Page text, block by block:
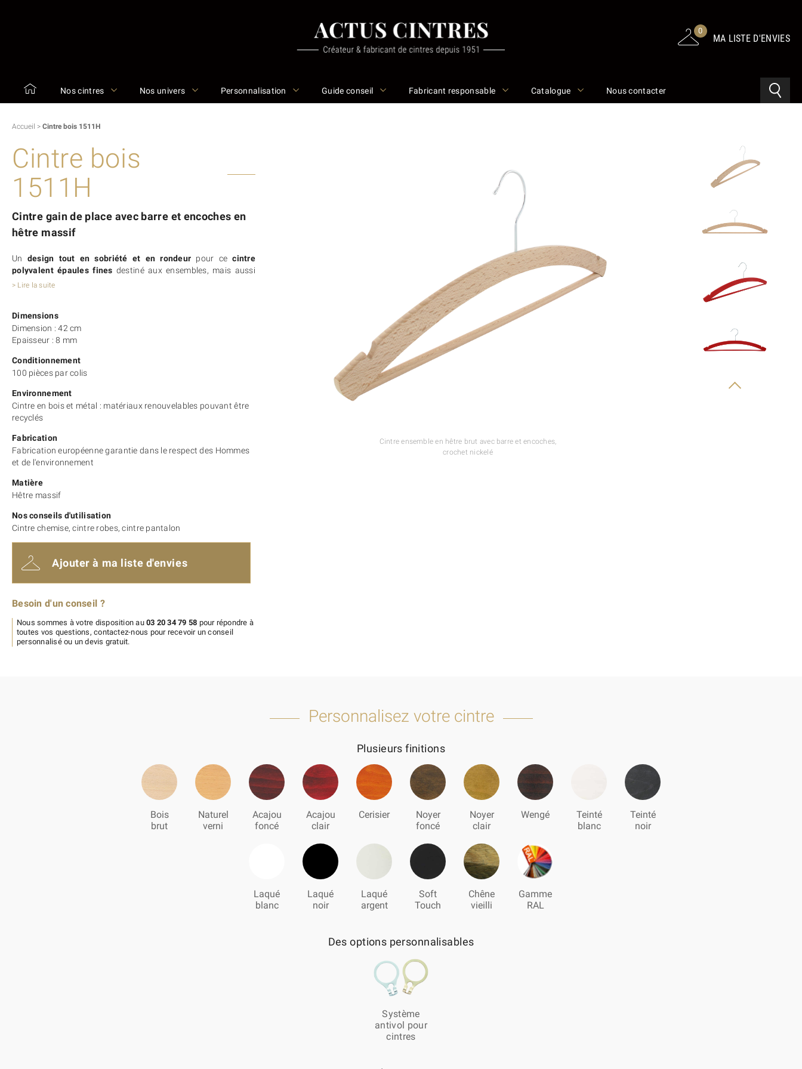
0
MA LISTE D'ENVIES
Nos cintres Nos univers Personnalisation Guide conseil Fabricant responsable Catalogue Nous contacter
Accueil > Cintre bois 1511H
Cintre bois
1511H
Cintre gain de place avec barre et encoches en
hêtre massif
Un design tout en sobriété et en rondeur pour cecintre
polyvalent épaules fines destiné aux ensembles, mais aussi
aux pantalons ou encore aux vêtements à bretelles.
vêtements enfant ou adulte, ce modèle de cintres pourra
convenir parfaitement. En effet, il est disponible en
: 26 cm, 34 cm, 42 cm. Ce
Comme toute notre gamme de cintres en bois, ce
personnalisable avec votre logo
différentes techniques de logotypage sur cintre.
Nous sommes à votre service pour vous proposer des
conseils
personnalisés
en fonction de vos besoins et de vos contraintes
budgétaires.
A découvrir aussi : notre
> Lire la suite
Dimensions
Dimension : 42 cm
Epaisseur : 8 mm
Conditionnement
100 pièces par colis
Environnement
Cintre en bois et métal : matériaux renouvelables pouvant être
recyclés
Fabrication
Fabrication européenne garantie dans le respect des Hommes
et de l'environnement
Matière
Hêtre massif
Nos conseils d'utilisation
Cintre chemise, cintre robes, cintre pantalon
Ajouter à ma liste d'envies
Besoin d'un conseil ?
Nous sommes à votre disposition au03 20 34 79 58 pour répondre à
toutes vos questions, contactez-nous pour recevoir un conseil
personnalisé ou un devis gratuit.
Cintre ensemble en hêtre brut avec barre et encoches,
crochet nickelé
Personnalisez votre cintre
Plusieurs finitions
Bois
brut
Naturel
verni
Acajou
foncé
Acajou
clair
Cerisier
Noyer
foncé
Noyer
clair
Wengé
Teinté
blanc
Teinté
noir
Laqué
blanc
Laqué
noir
Laqué
argent
Soft
Touch
Chêne
vieilli
Gamme
RAL
Des options personnalisables
Système
antivol pour
cintres